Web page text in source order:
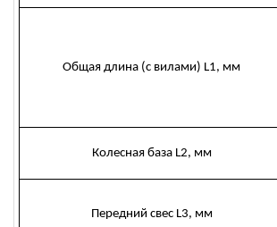
Общая длина (с вилами) L1, мм
Колесная база L2, мм
Передний свес L3, мм